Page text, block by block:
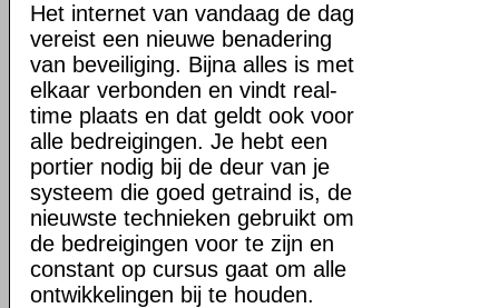
Het internet van vandaag de dag
vereist een nieuwe benadering
van beveiliging. Bijna alles is met
elkaar verbonden en vindt real-
time plaats en dat geldt ook voor
alle bedreigingen. Je hebt een
portier nodig bij de deur van je
systeem die goed getraind is, de
nieuwste technieken gebruikt om
de bedreigingen voor te zijn en
constant op cursus gaat om alle
ontwikkelingen bij te houden.